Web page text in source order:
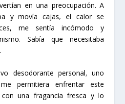
en una preocupación. A
y movía cajas, el calor se
me sentía incómodo y
Sabía que necesitaba
desodorante personal, uno
permitiera enfrentar este
una fragancia fresca y lo